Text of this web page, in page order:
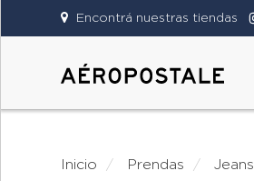
Encontrá nuestras tiendas
TIENDAS
Inicio prendas jeans